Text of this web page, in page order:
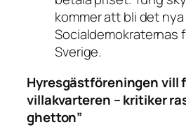
kommer att bli det nya
Socialdemokraternas
Sverige.
Hyresgästföreningen vill
villakvarteren – kritiker
ghetton”